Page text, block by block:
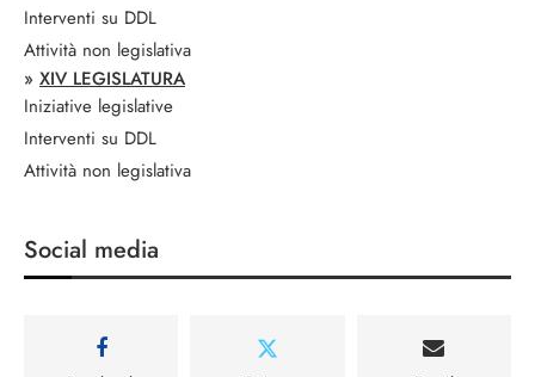
Interventi su DDL
Attività non legislativa
» XIV LEGISLATURA
Iniziative legislative
Interventi su DDL
Attività non legislativa
Social media